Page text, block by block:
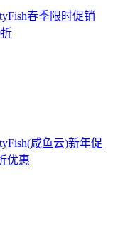
春季限时促销
咸鱼云)新年促
优惠